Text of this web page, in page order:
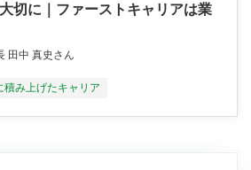
切に｜ファーストキャリアは業
田中 真史さん
積み上げたキャリア